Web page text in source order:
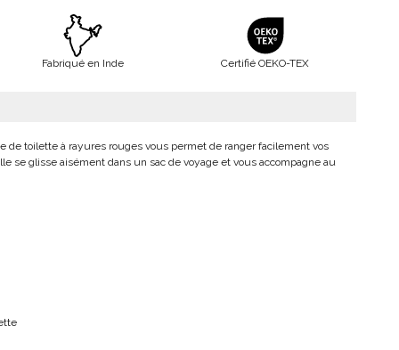
Fabriqué en Inde Certifié OEKO-TEX
de toilette à rayures rouges vous permet de ranger facilement vos
se glisse aisément dans un sac de voyage et vous accompagne au